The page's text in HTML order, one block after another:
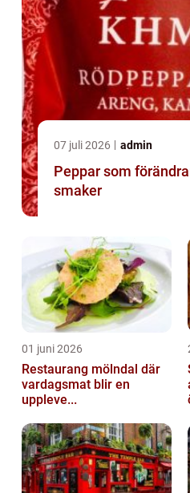
07 juli 2026 admin
Peppar som
smaker
01 juni 2026
Restaurang mölndal där
vardagsmat blir en
uppleve...